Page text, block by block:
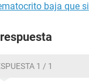
baja que
1 / 1